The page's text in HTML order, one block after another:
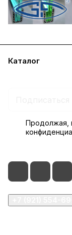
Каталог
Продолжая,